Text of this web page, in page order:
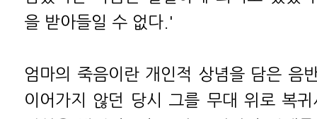
을 받아들일 수 없다.'
엄마의 죽음이란 개인적 상념을 담은 음
이어가지 않던 당시 그를 무대 위로 복